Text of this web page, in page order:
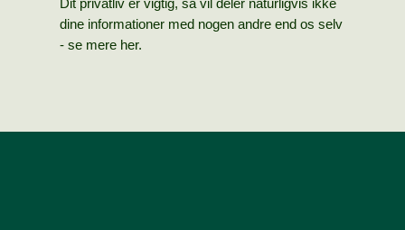
Dit privatliv er vigtig, så vil deler naturligvis ikke
dine informationer med nogen andre end os selv
- se mere her.